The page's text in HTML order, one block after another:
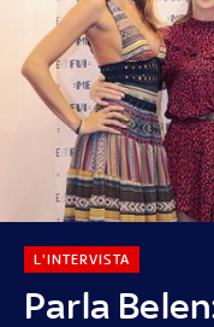
Parla
L'INTERVISTA